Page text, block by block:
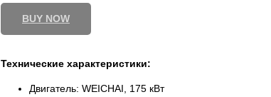
BUY NOW
Технические характеристики:
Двигатель: WEICHAI, 175 кВт